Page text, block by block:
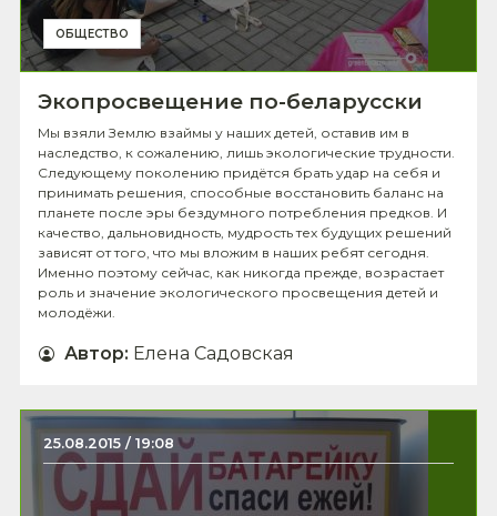
ОБЩЕСТВО
Экопросвещение по-беларусски
Мы взяли Землю взаймы у наших детей, оставив им в
наследство, к сожалению, лишь экологические трудности.
Следующему поколению придётся брать удар на себя и
принимать решения, способные восстановить баланс на
планете после эры бездумного потребления предков. И
качество, дальновидность, мудрость тех будущих решений
зависят от того, что мы вложим в наших ребят сегодня.
Именно поэтому сейчас, как никогда прежде, возрастает
роль и значение экологического просвещения детей и
молодёжи.
Автор: Елена Садовская
25.08.2015 / 19:08